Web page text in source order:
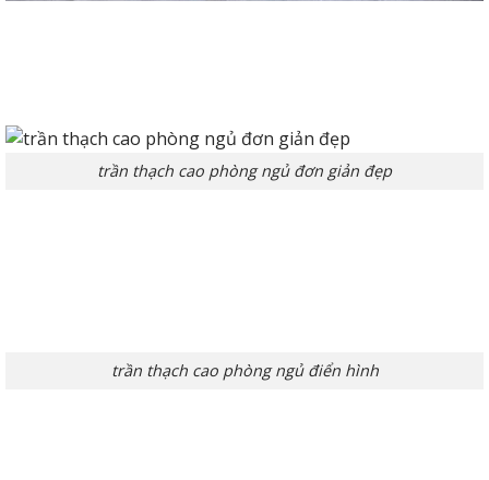
trần thạch cao phòng ngủ đơn giản đẹp
trần thạch cao phòng ngủ điển hình